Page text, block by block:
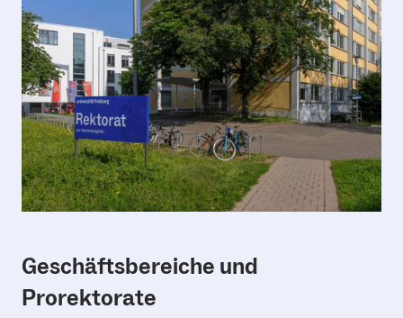
Geschäftsbereiche und
Prorektorate